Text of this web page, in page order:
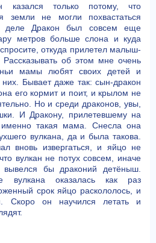
казался только потому, что
земли не могли похвастаться
деле Дракон был совсем еще
метров больше слона и куда
откуда прилетел малыш-
об этом мне очень
мамы любят своих детей и
них. Бывает даже так: сын-дракон
его кормит и поит, и крылом не
Но и среди драконов, увы,
И Дракону, прилетевшему на
именно такая мама. Снесла она
вулкана, да и была такова.
вновь извергаться, и яйцо не
вулкан не потух совсем, иначе
бы драконий детёныш.
вулкана оказалась как раз
срок яйцо раскололось, и
Скоро он научился летать и